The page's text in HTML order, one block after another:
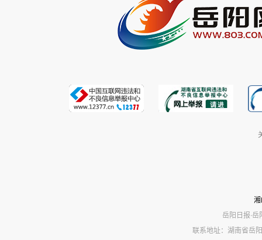
岳阳日报·岳
联系地址：湖南省岳